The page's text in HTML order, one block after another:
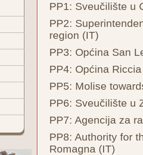
PP1: Sveučilište u
PP2:
region (IT)
PP3: Općina San
PP4: Općina
PP5: Molise
PP6: Sveučilište u
PP7: Agencija za
PP8: Authority for
Romagna (IT)